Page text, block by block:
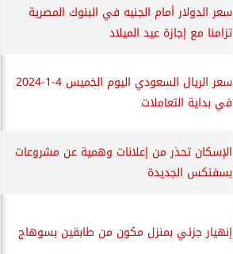
سعر الدولار أمام الجنيه في البنوك المصرية
تزامنا مع إجازة عيد الميلاد
سعر الريال السعودي اليوم الخميس 4-1-2024
في بداية التعاملات
الإسكان تحذر من إعلانات وهمية عن مشروعات
بسفنكس الجديدة
إنهيار جزئي بمنزل مكون من طابقين بسوهاج